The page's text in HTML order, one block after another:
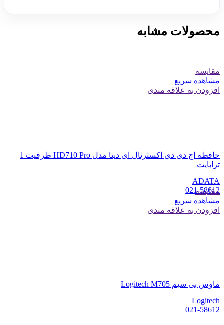
محصولات مشابه
مقایسه
مشاهده سریع
افزودن به علاقه مندی
حافظه اچ دی دی اکسترنال ای دیتا مدل HD710 Pro ظرفیت 1
ترابایت
ADATA
021-58612
مقایسه
مشاهده سریع
افزودن به علاقه مندی
ماوس بی سیم Logitech M705
Logitech
021-58612